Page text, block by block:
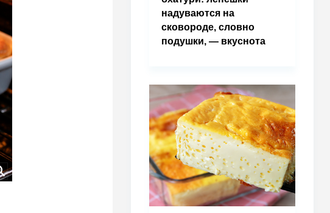
надуваются на
сковороде, словно
подушки, — вкуснота